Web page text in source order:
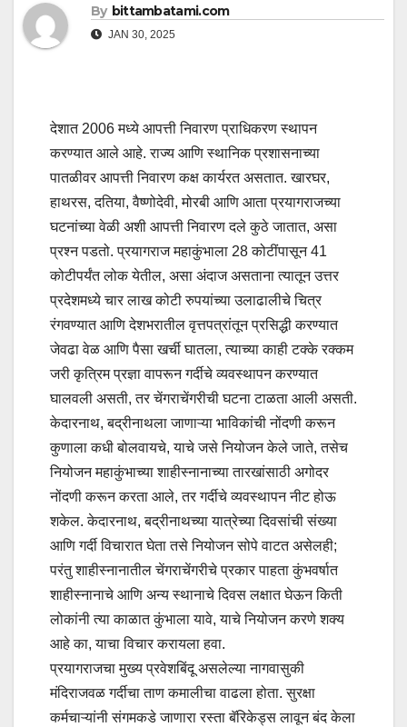
By bittambatami.com
JAN 30, 2025
देशात 2006 मध्ये आपत्ती निवारण प्राधिकरण स्थापन
करण्यात आले आहे. राज्य आणि स्थानिक प्रशासनाच्या
पातळीवर आपत्ती निवारण कक्ष कार्यरत असतात. खारघर,
हाथरस, दतिया, वैष्णोदेवी, मोरबी आणि आता प्रयागराजच्या
घटनांच्या वेळी अशी आपत्ती निवारण दले कुठे जातात, असा
प्रश्न पडतो. प्रयागराज महाकुंभाला 28 कोटींपासून 41
कोटीपर्यंत लोक येतील, असा अंदाज असताना त्यातून उत्तर
प्रदेशमध्ये चार लाख कोटी रुपयांच्या उलाढालीचे चित्र
रंगवण्यात आणि देशभरातील वृत्तपत्रांतून प्रसिद्धी करण्यात
जेवढा वेळ आणि पैसा खर्ची घातला, त्याच्या काही टक्के रक्कम
जरी कृत्रिम प्रज्ञा वापरून गर्दीचे व्यवस्थापन करण्यात
घालवली असती, तर चेंगराचेंगरीची घटना टाळता आली असती.
केदारनाथ, बद्रीनाथला जाणाऱ्या भाविकांची नोंदणी करून
कुणाला कधी बोलवायचे, याचे जसे नियोजन केले जाते, तसेच
नियोजन महाकुंभाच्या शाहीस्नानाच्या तारखांसाठी अगोदर
नोंदणी करून करता आले, तर गर्दीचे व्यवस्थापन नीट होऊ
शकेल. केदारनाथ, बद्रीनाथच्या यात्रेच्या दिवसांची संख्या
आणि गर्दी विचारात घेता तसे नियोजन सोपे वाटत असेलही;
परंतु शाहीस्नानातील चेंगराचेंगरीचे प्रकार पाहता कुंभवर्षात
शाहीस्नानाचे आणि अन्य स्थानाचे दिवस लक्षात घेऊन किती
लोकांनी त्या काळात कुंभाला यावे, याचे नियोजन करणे शक्य
आहे का, याचा विचार करायला हवा.
प्रयागराजचा मुख्य प्रवेशबिंदू असलेल्या नागवासुकी
मंदिराजवळ गर्दीचा ताण कमालीचा वाढला होता. सुरक्षा
कर्मचाऱ्यांनी संगमकडे जाणारा रस्ता बॅरिकेड्स लावून बंद केला